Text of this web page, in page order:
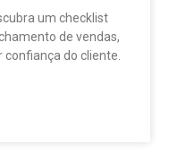
um checklist
de vendas,
do cliente.